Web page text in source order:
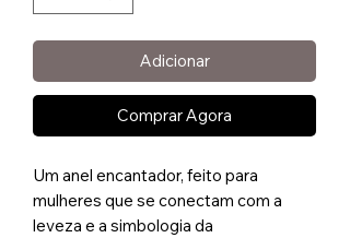
Adicionar
Comprar Agora
Um anel encantador, feito para
mulheres que se conectam com a
leveza e a simbologia da